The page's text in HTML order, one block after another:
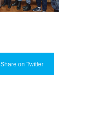
Share on Twitter